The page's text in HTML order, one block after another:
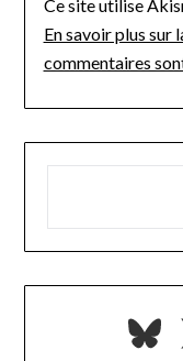
Ce site utilise
En savoir plus sur
commentaires